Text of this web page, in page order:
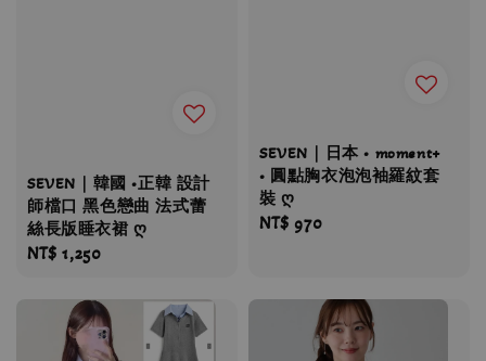
SEVEN｜韓國 •正韓 設計
師檔口 黑色戀曲 法式蕾
絲長版睡衣裙 ღ
Regular
NT$ 1,250
SEVEN｜日本 • moment+
• 圓點胸衣泡泡袖羅紋套
裝 ღ
Regular
NT$ 970